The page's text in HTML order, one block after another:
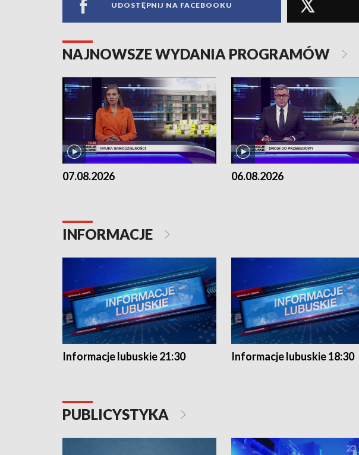
UDOSTĘPNIJ NA FACEBOOKU
NAJNOWSZE WYDANIA PROGRAMÓW
07.08.2026 06.08.2026
INFORMACJE
Informacje lubuskie 21:30 Informacje lubuskie 18:30
PUBLICYSTYKA